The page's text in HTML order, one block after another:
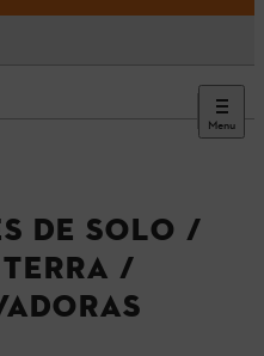
Menu
DE SOLO /
/